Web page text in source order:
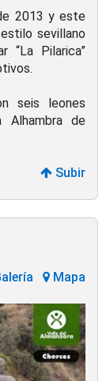
2013 y este
sevillano
“La Pilarica”
seis leones
de
Subir
Mapa